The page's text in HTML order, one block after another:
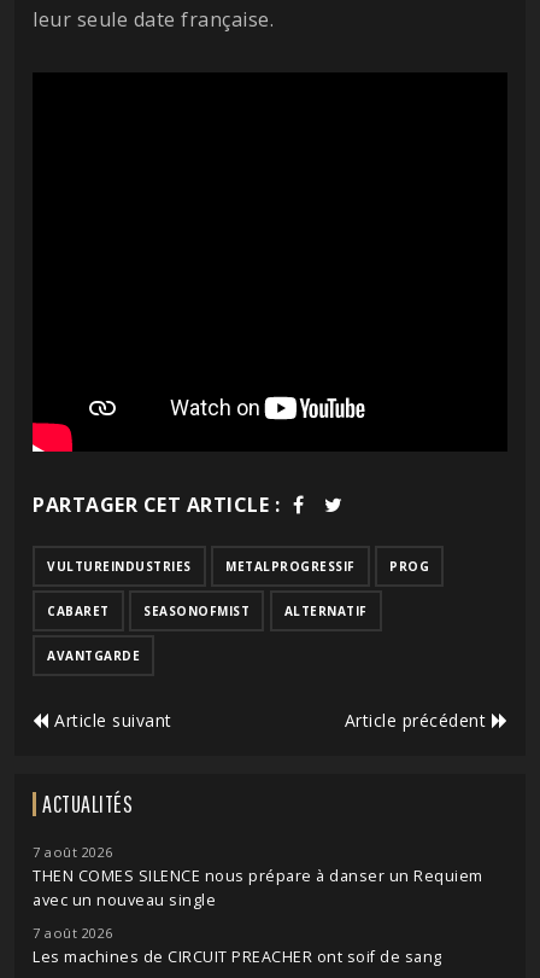
leur seule date française.
PARTAGER CET ARTICLE :
VULTUREINDUSTRIES METALPROGRESSIF PROG
CABARET SEASONOFMIST ALTERNATIF
AVANTGARDE
Article suivant Article précédent
ACTUALITÉS
7 août 2026
THEN COMES SILENCE nous prépare à danser un Requiem
avec un nouveau single
7 août 2026
Les machines de CIRCUIT PREACHER ont soif de sang